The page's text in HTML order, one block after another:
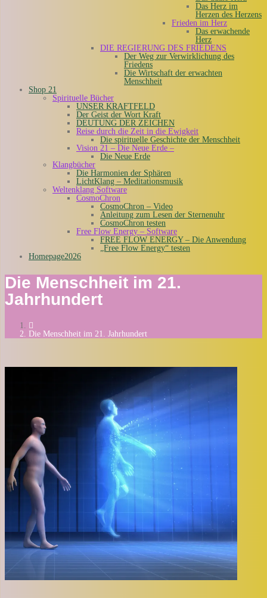
Das Herz im
Herzen des Herzens
Frieden im Herz
Das erwachende
Herz
DIE REGIERUNG DES FRIEDENS
Der Weg zur Verwirklichung des
Friedens
Die Wirtschaft der erwachten
Menschheit
Shop 21
Spirituelle Bücher
UNSER KRAFTFELD
Der Geist der Wort Kraft
DEUTUNG DER ZEICHEN
Reise durch die Zeit in die Ewigkeit
Die spirituelle Geschichte der Menschheit
Vision 21 – Die Neue Erde –
Die Neue Erde
Klangbücher
Die Harmonien der Sphären
LichtKlang – Meditationsmusik
Weltenklang Software
CosmoChron
CosmoChron – Video
Anleitung zum Lesen der Sternenuhr
CosmoChron testen
Free Flow Energy – Software
FREE FLOW ENERGY – Die Anwendung
„Free Flow Energy“ testen
Homepage2026
Die Menschheit im 21.
Jahrhundert
Die Menschheit im 21. Jahrhundert